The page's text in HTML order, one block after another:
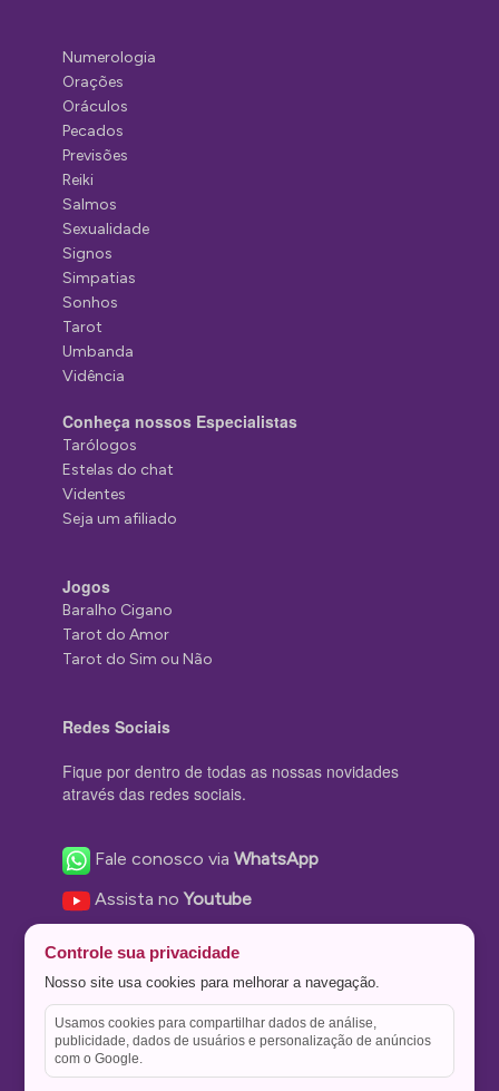
Numerologia
Orações
Oráculos
Pecados
Previsões
Reiki
Salmos
Sexualidade
Signos
Simpatias
Sonhos
Tarot
Umbanda
Vidência
Conheça nossos Especialistas
Tarólogos
Estelas do chat
Videntes
Seja um afiliado
Jogos
Baralho Cigano
Tarot do Amor
Tarot do Sim ou Não
Redes Sociais
Fique por dentro de todas as nossas novidades
através das redes sociais.
Fale conosco viaWhatsApp
Assista noYoutube
Nos siga no Instagram
Nos siga noTwitter
Salve no
Controle sua privacidade
Nosso site usa cookies para melhorar a navegação.
Usamos cookies para compartilhar dados de análise,
publicidade, dados de usuários e personalização de anúncios
com o Google.